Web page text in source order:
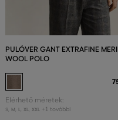
PULÓVER GANT EXTRAFINE
WOOL POLO
Elérhető méretek:
S M L XL XXL +1 további